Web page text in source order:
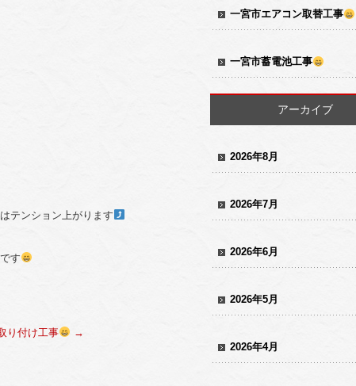
テンション上がります
す
り付け工事 →
一宮市エアコン取替工事
一宮市蓄電池工事
アーカイブ
2026年8月
2026年7月
2026年6月
2026年5月
2026年4月